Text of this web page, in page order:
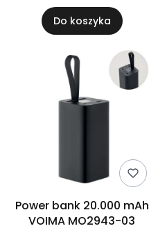
Do koszyka
Power bank 20.000 mAh
VOIMA MO2943-03